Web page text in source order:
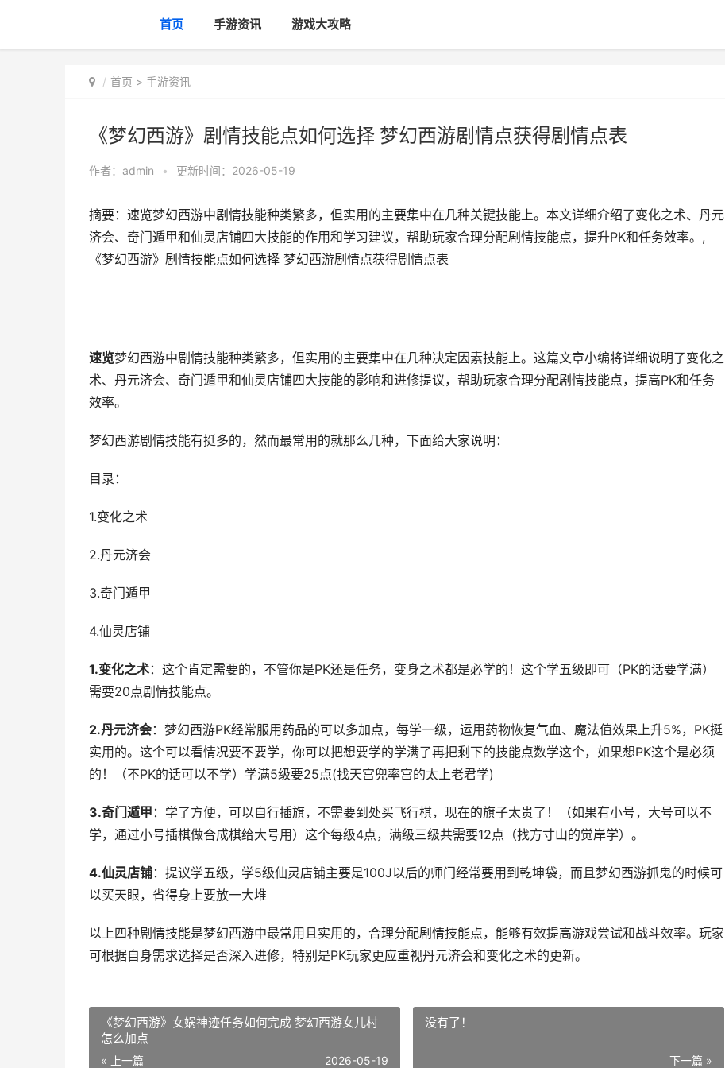
首页 手游资讯 游戏大攻略
首页 > 手游资讯
《梦幻西游》剧情技能点如何选择 梦幻西游剧情点获得剧情点表
作者： admin • 更新时间：2026-05-19
摘要：速览梦幻西游中剧情技能种类繁多，但实用的主要集中在几种关键技能上。本文详细介绍了变化之术、丹元
济会、奇门遁甲和仙灵店铺四大技能的作用和学习建议，帮助玩家合理分配剧情技能点，提升PK和任务效率。,
《梦幻西游》剧情技能点如何选择 梦幻西游剧情点获得剧情点表
速览梦幻西游中剧情技能种类繁多，但实用的主要集中在几种决定因素技能上。这篇文章小编将详细说明了变化之
术、丹元济会、奇门遁甲和仙灵店铺四大技能的影响和进修提议，帮助玩家合理分配剧情技能点，提高PK和任务
效率。
梦幻西游剧情技能有挺多的，然而最常用的就那么几种，下面给大家说明：
目录：
1.变化之术
2.丹元济会
3.奇门遁甲
4.仙灵店铺
1.变化之术：这个肯定需要的，不管你是PK还是任务，变身之术都是必学的！这个学五级即可（PK的话要学满）
需要20点剧情技能点。
2.丹元济会：梦幻西游PK经常服用药品的可以多加点，每学一级，运用药物恢复气血、魔法值效果上升5%，PK挺
实用的。这个可以看情况要不要学，你可以把想要学的学满了再把剩下的技能点数学这个，如果想PK这个是必须
的！（不PK的话可以不学）学满5级要25点(找天宫兜率宫的太上老君学)
3.奇门遁甲 ：学了方便，可以自行插旗，不需要到处买飞行棋，现在的旗子太贵了！（如果有小号，大号可以不
学，通过小号插棋做合成棋给大号用）这个每级4点，满级三级共需要12点（找方寸山的觉岸学）。
4.仙灵店铺：提议学五级，学5级仙灵店铺主要是100J以后的师门经常要用到乾坤袋，而且梦幻西游抓鬼的时候可
以买天眼，省得身上要放一大堆
以上四种剧情技能是梦幻西游中最常用且实用的，合理分配剧情技能点，能够有效提高游戏尝试和战斗效率。玩家
可根据自身需求选择是否深入进修，特别是PK玩家更应重视丹元济会和变化之术的更新。
《梦幻西游》女娲神迹任务如何完成 梦幻西游女儿村
怎么加点
« 上一篇 2026-05-19
没有了！
下一篇 »